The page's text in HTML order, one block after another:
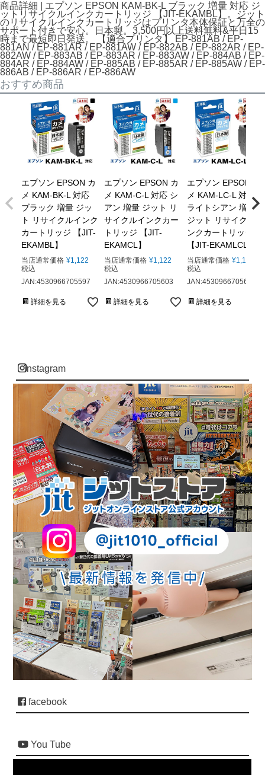
商品詳細 | エプソン EPSON KAM-BK-L ブラック 増量 対応 ジ
ットリサイクルインクカートリッジ 【JIT-EKAMBL】。ジット
のリサイクルインクカートリッジはプリンタ本体保証と万全の
サポート付きで安心。日本製。3,500円以上送料無料&平日15
時まで最短即日発送。 【適合プリンタ】 EP-881AB / EP-
881AN / EP-881AR / EP-881AW / EP-882AB / EP-882AR / EP-
882AW / EP-883AB / EP-883AR / EP-883AW / EP-884AB / EP-
884AR / EP-884AW / EP-885AB / EP-885AR / EP-885AW / EP-
886AB / EP-886AR / EP-886AW
おすすめ商品
エプソン EPSON カ
メ KAM-BK-L 対応
ブラック 増量 ジッ
ト リサイクルインク
カートリッジ 【JIT-
EKAMBL】
当店通常価格 ¥1,122
税込
JAN:4530966705597
詳細を見る
エプソン EPSON カ
メ KAM-C-L 対応 シ
アン 増量 ジット リ
サイクルインクカー
トリッジ 【JIT-
EKAMCL】
当店通常価格 ¥1,122
税込
JAN:4530966705603
詳細を見る
エプソン EPSON カ
メ KAM-LC-L 対応
ライトシアン 増量
ジット リサイクルイ
ンクカートリッジ
【JIT-EKAMLCL】
当店通常価格 ¥1,122
税込
JAN:4530966705634
詳細を見る
instagram
facebook
You Tube